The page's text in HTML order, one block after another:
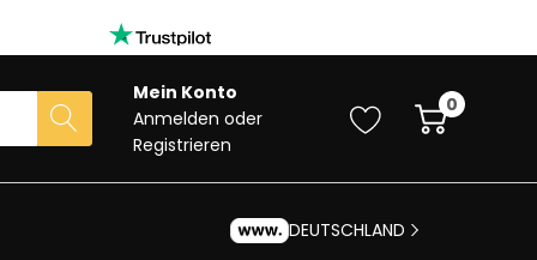
Mein Konto
Anmelden oder
Registrieren
0
DEUTSCHLAND